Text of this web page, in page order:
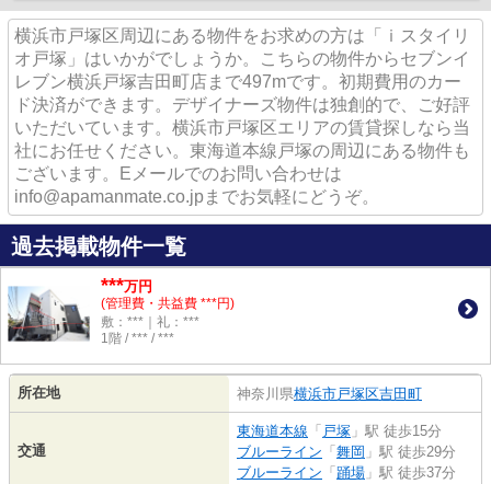
横浜市戸塚区周辺にある物件をお求めの方は「ｉスタイリ
オ戸塚」はいかがでしょうか。こちらの物件からセブンイ
レブン横浜戸塚吉田町店まで497mです。初期費用のカー
ド決済ができます。デザイナーズ物件は独創的で、ご好評
いただいています。横浜市戸塚区エリアの賃貸探しなら当
社にお任せください。東海道本線戸塚の周辺にある物件も
ございます。Eメールでのお問い合わせは
info@apamanmate.co.jpまでお気軽にどうぞ。
過去掲載物件一覧
***万円
(管理費・共益費 ***円)
敷：***｜礼：***
1階 / *** / ***
所在地 神奈川県横浜市戸塚区吉田町
交通
東海道本線 「 戸塚 」駅 徒歩15分
ブルーライン 「 舞岡 」駅 徒歩29分
ブルーライン 「 踊場 」駅 徒歩37分